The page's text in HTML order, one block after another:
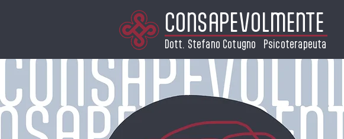
CONSAPEVOLMENTE
Dott. Stefano Cotugno Psicoterapeuta